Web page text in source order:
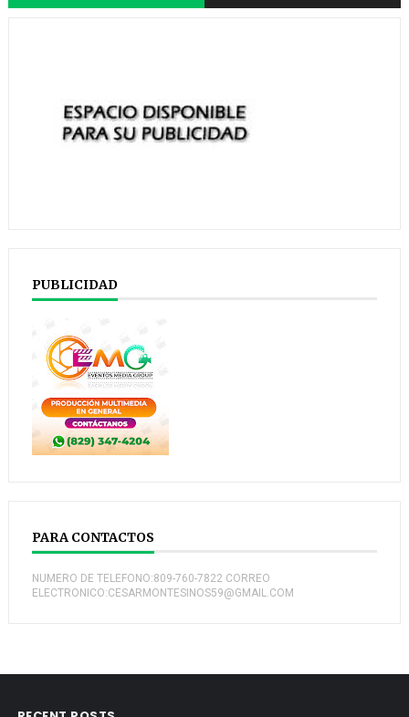
PUBLICIDAD
PARA CONTACTOS
NUMERO DE TELEFONO:809-760-7822 CORREO
ELECTRONICO:CESARMONTESINOS59@GMAIL.COM